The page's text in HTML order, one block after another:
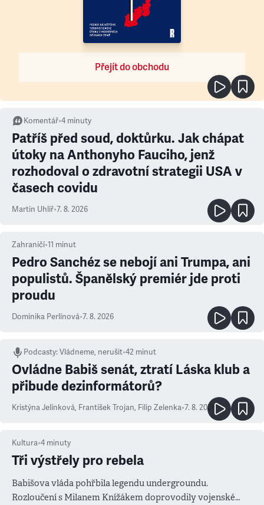
Přejít do obchodu
Komentář•4 minuty
Patříš před soud, doktůrku. Jak chápat
útoky na Anthonyho Fauciho, jenž
rozhodoval o zdravotní strategii USA v
časech covidu
Martin Uhlíř•7. 8. 2026
Zahraničí•11 minut
Pedro Sanchéz se nebojí ani Trumpa, ani
populistů. Španělský premiér jde proti
proudu
Dominika Perlínová•7. 8. 2026
Podcasty:Vládneme, nerušit•42 minut
Ovládne Babiš senát, ztratí Láska klub a
přibude dezinformátorů?
Kristýna Jelínková, František Trojan, Filip Zelenka•7. 8. 2026
Kultura•4 minuty
Tři výstřely pro rebela
Babišova vláda pohřbila legendu undergroundu.
Rozloučení s Milanem Knížákem doprovodily vojenské